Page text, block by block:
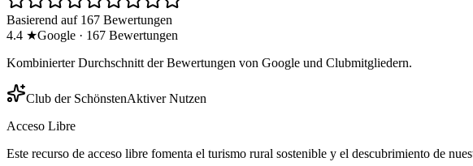
Basierend auf 167 Bewertungen
4.4 ★Google · 167 Bewertungen
Kombinierter Durchschnitt der Bewertungen von Google und Clubmitgliedern.
Club der SchönstenAktiver Nutzen
Acceso Libre
Este recurso de acceso libre fomenta el turismo rural sostenible y el descubrimiento de